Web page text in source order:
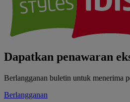
Dapatkan penawaran
Berlangganan buletin untuk menerima
Berlangganan